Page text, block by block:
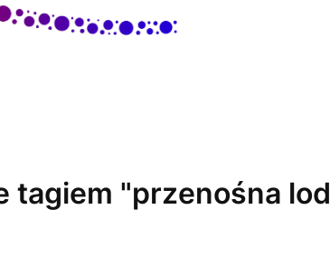
tagiem "przenośna